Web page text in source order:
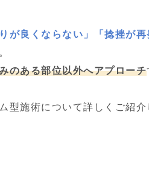
が良くならない」「捻挫が再
のある部位以外へアプローチ
型施術について詳しくご紹介